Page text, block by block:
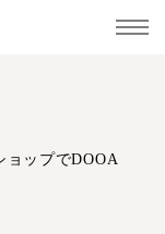
ョップでDOOA